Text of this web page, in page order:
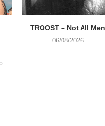
TROOST – Not All Men
06/08/2026